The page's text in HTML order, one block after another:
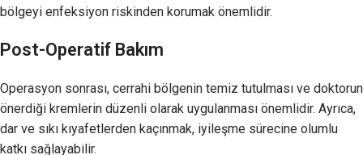
bölgeyi enfeksiyon riskinden korumak önemlidir.
Post-Operatif Bakım
Operasyon sonrası, cerrahi bölgenin temiz tutulması ve doktorun
önerdiği kremlerin düzenli olarak uygulanması önemlidir. Ayrıca,
dar ve sıkı kıyafetlerden kaçınmak, iyileşme sürecine olumlu
katkı sağlayabilir.